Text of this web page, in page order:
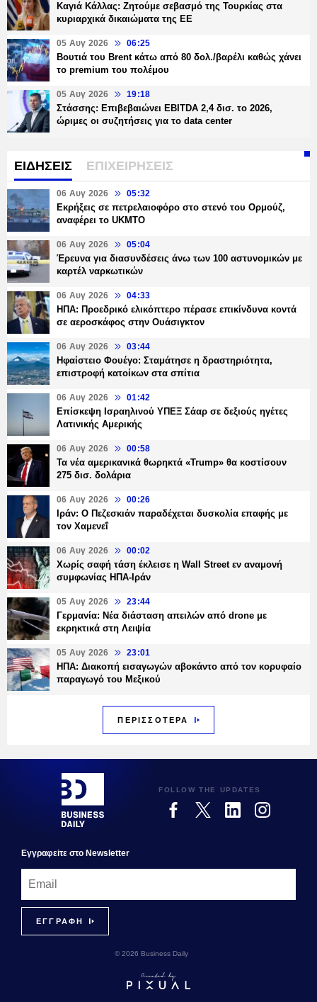
Καγιά Κάλλας: Ζητούμε σεβασμό της Τουρκίας στα
κυριαρχικά δικαιώματα της ΕΕ
05 Αυγ 2026 06:25
Βουτιά του Brent κάτω από 80 δολ./βαρέλι καθώς χάνει
το premium του πολέμου
05 Αυγ 2026 19:18
Στάσσης: Επιβεβαιώνει EBITDA 2,4 δισ. το 2026,
ώριμες οι συζητήσεις για το data center
ΕΙΔΗΣΕΙΣ ΕΠΙΧΕΙΡΗΣΕΙΣ
06 Αυγ 2026 05:32
Εκρήξεις σε πετρελαιοφόρο στο στενό του Ορμούζ,
αναφέρει το UKMTO
06 Αυγ 2026 05:04
Έρευνα για διασυνδέσεις άνω των 100 αστυνομικών με
καρτέλ ναρκωτικών
06 Αυγ 2026 04:33
ΗΠΑ: Προεδρικό ελικόπτερο πέρασε επικίνδυνα κοντά
σε αεροσκάφος στην Ουάσιγκτον
06 Αυγ 2026 03:44
Ηφαίστειο Φουέγο: Σταμάτησε η δραστηριότητα,
επιστροφή κατοίκων στα σπίτια
06 Αυγ 2026 01:42
Επίσκεψη Ισραηλινού ΥΠΕΞ Σάαρ σε δεξιούς ηγέτες
Λατινικής Αμερικής
06 Αυγ 2026 00:58
Τα νέα αμερικανικά θωρηκτά «Trump» θα κοστίσουν
275 δισ. δολάρια
06 Αυγ 2026 00:26
Ιράν: Ο Πεζεσκιάν παραδέχεται δυσκολία επαφής με
τον Χαμενεΐ
06 Αυγ 2026 00:02
Χωρίς σαφή τάση έκλεισε η Wall Street εν αναμονή
συμφωνίας ΗΠΑ-Ιράν
05 Αυγ 2026 23:44
Γερμανία: Νέα διάσταση απειλών από drone με
εκρηκτικά στη Λειψία
05 Αυγ 2026 23:01
ΗΠΑ: Διακοπή εισαγωγών αβοκάντο από τον κορυφαίο
παραγωγό του Μεξικού
ΠΕΡΙΣΣΟΤΕΡΑ
FOLLOW THE UPDATES
Εγγραφεiτε στο Newsletter
© 2026 Business Daily